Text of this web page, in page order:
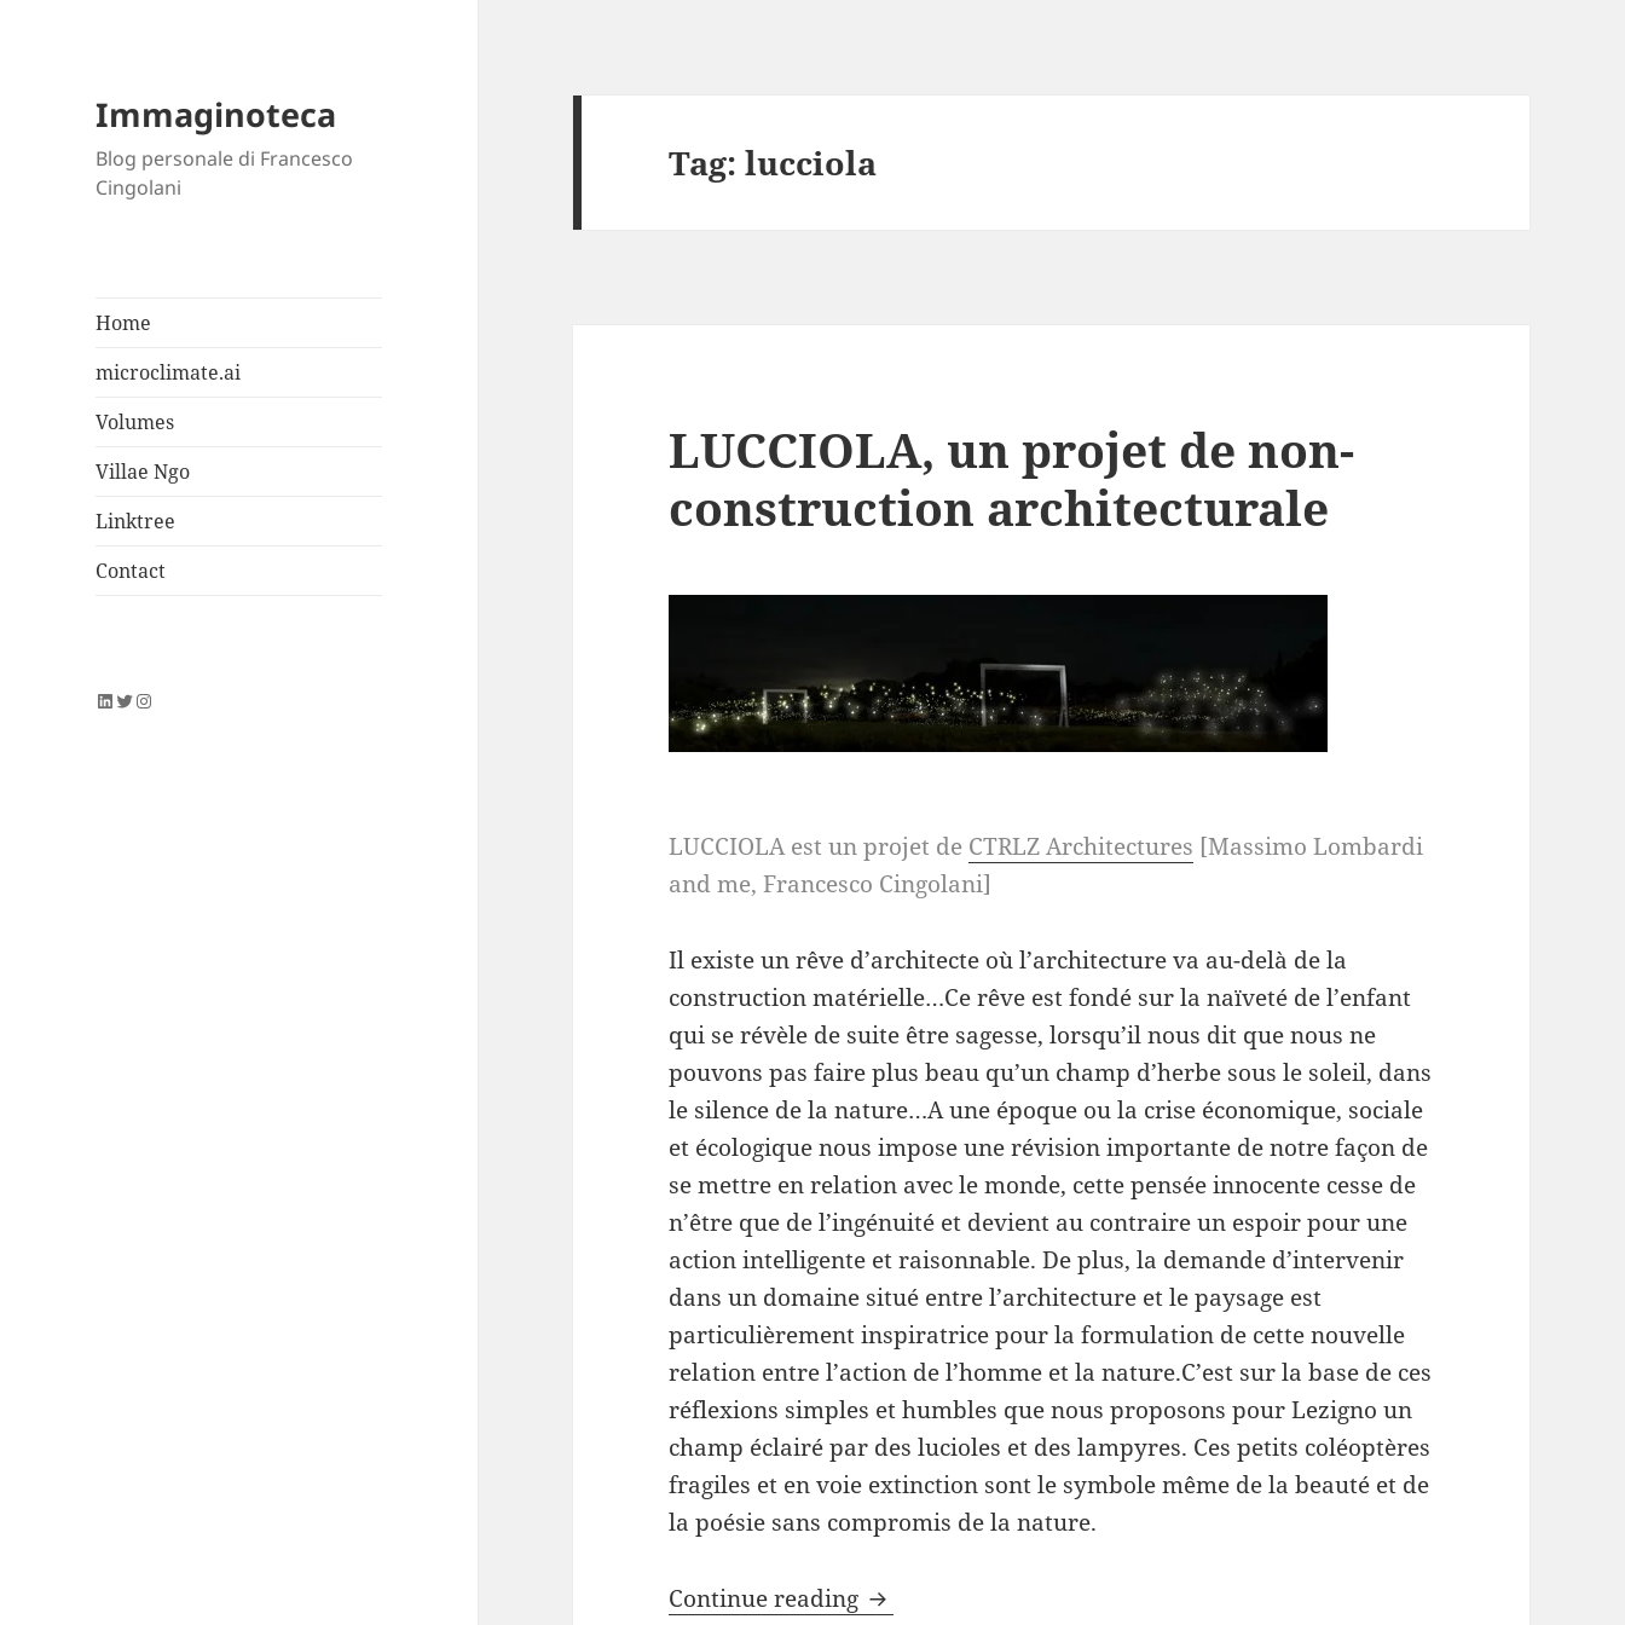
Immaginoteca
Blog personale di Francesco
Cingolani
Home
microclimate.ai
Volumes
Villae Ngo
Linktree
Contact
LinkedIn
Twitter
Instagram
Tag:lucciola
LUCCIOLA, un projet de non-
construction architecturale
LUCCIOLA est un projet de CTRLZ Architectures [Massimo Lombardi
and me, Francesco Cingolani]
Il existe un rêve d’architecte où l’architecture va au-delà de la
construction matérielle…Ce rêve est fondé sur la naïveté de l’enfant
qui se révèle de suite être sagesse, lorsqu’il nous dit que nous ne
pouvons pas faire plus beau qu’un champ d’herbe sous le soleil, dans
le silence de la nature…A une époque ou la crise économique, sociale
et écologique nous impose une révision importante de notre façon de
se mettre en relation avec le monde, cette pensée innocente cesse de
n’être que de l’ingénuité et devient au contraire un espoir pour une
action intelligente et raisonnable. De plus, la demande d’intervenir
dans un domaine situé entre l’architecture et le paysage est
particulièrement inspiratrice pour la formulation de cette nouvelle
relation entre l’action de l’homme et la nature.C’est sur la base de ces
réflexions simples et humbles que nous proposons pour Lezigno un
champ éclairé par des lucioles et des lampyres. Ces petits coléoptères
fragiles et en voie extinction sont le symbole même de la beauté et de
la poésie sans compromis de la nature.
Continue reading LUCCIOLA, un projet de non-construction architecturale